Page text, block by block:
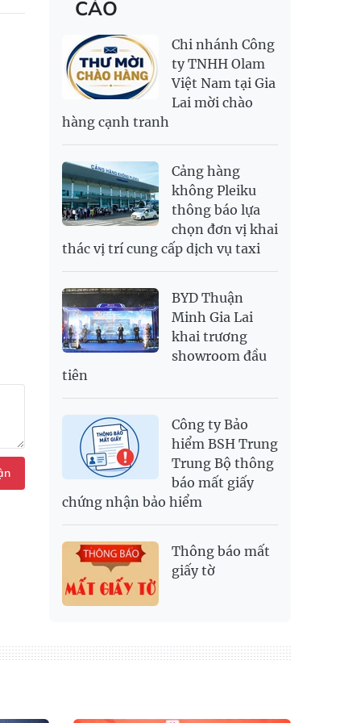
MYR
NOK
RUB
300.88
333.06
SAR
6,949.25
7,248.34
2,700.94
2,815.47
SGD
19,907.29
USD
26,020 26,050 26,430
RỒNG THĂNG
PNJ 138,500,000142,000,000
CÁO
Chi nhánh Công
ty TNHH Olam
Việt Nam tại Gia
Lai mời chào
hàng cạnh tranh
Cảng hàng
không Pleiku
thông báo lựa
chọn đơn vị khai
thác vị trí cung cấp dịch vụ taxi
BYD Thuận
Minh Gia Lai
khai trương
showroom đầu
tiên
Công ty Bảo
hiểm BSH Trung
Trung Bộ thông
báo mất giấy
chứng nhận bảo hiểm
Thông báo mất
giấy tờ